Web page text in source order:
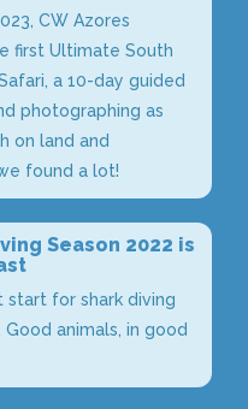
CW Azores
first Ultimate South
a 10-day guided
photographing as
on land and
found a lot!
Season 2022 is
start for shark diving
Good animals, in good